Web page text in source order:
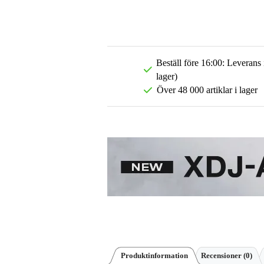
Beställ före 16:00:
lager)
Över 48 000 artiklar i lager
Produktinformation Recensioner (0)